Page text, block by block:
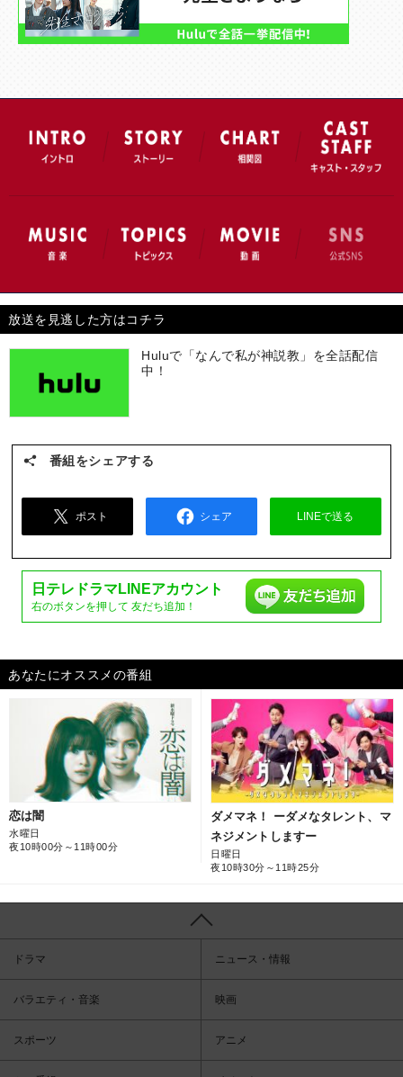
放送を見逃した方はコチラ
Huluで「なんで私が神説教」を全話配信
中！
番組をシェアする
ポスト シェア LINEで送る
日テレドラマ LINEアカウント
右のボタンを押して 友だち追加！
あなたにオススメの番組
恋は闇
水曜日
夜10時00分～11時00分
ダメマネ！ ーダメなタレント、マ
ネジメントしますー
日曜日
夜10時30分～11時25分
ドラマ ニュース・情報
バラエティ・音楽 映画
スポーツ アニメ